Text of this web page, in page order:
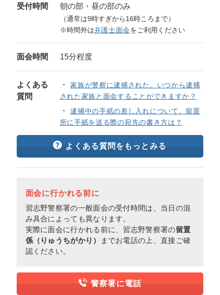
受付時間 朝の部・昼の部のみ
（通常は9時すぎから16時ころまで）
※時間外は弁護士面会をご利用ください
面会時間 15分程度
よくある
質問
家族が警察に逮捕された。いつから逮捕
された家族と面会することができますか？
逮捕中の手紙の差し入れについて。留置
所に手紙を送る際の宛先の書き方は？
よくある質問をもっとみる
面会に行かれる前に
習志野警察署の一般面会の受付時間は、当日の混
み具合によっても異なります。
実際に面会に行かれる前に、習志野警察署の留置
係（りゅうちがかり）
までお電話の上、直接ご確
認ください。
警察署に電話